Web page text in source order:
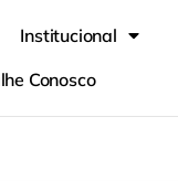
Institucional
Conosco